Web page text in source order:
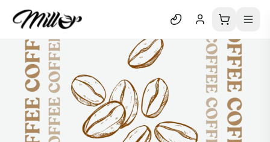
Блог
О нас
Отзывы
В каталог